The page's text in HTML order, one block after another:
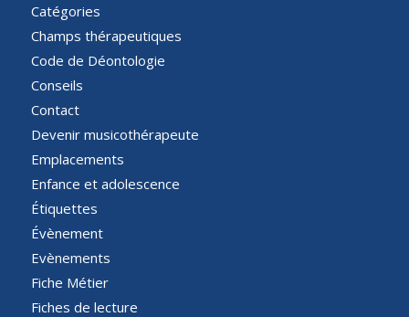
Catégories
Champs thérapeutiques
Code de Déontologie
Conseils
Contact
Devenir musicothérapeute
Emplacements
Enfance et adolescence
Étiquettes
Évènement
Evènements
Fiche Métier
Fiches de lecture